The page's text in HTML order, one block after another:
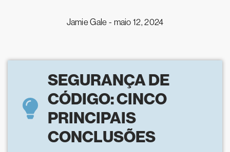
Jamie Gale - maio 12, 2024
SEGURANÇA DE
CÓDIGO: CINCO
PRINCIPAIS
CONCLUSÕES